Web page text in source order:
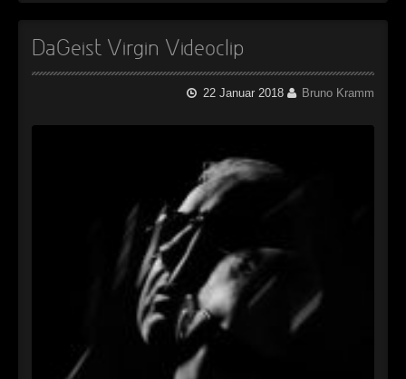
DaGeist Virgin Videoclip
22 Januar 2018 Bruno Kramm